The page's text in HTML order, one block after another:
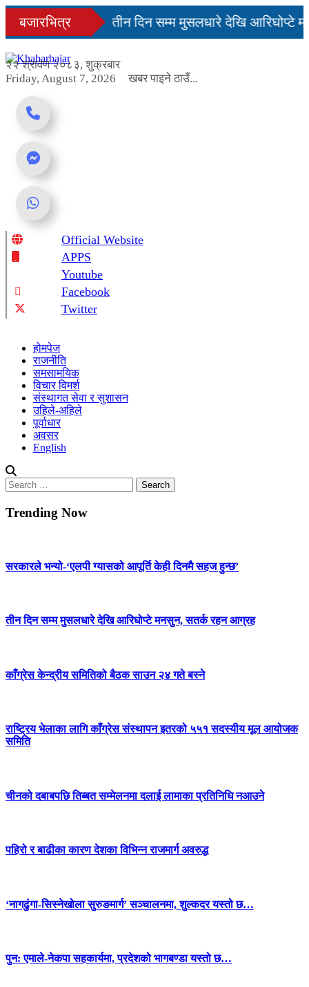
Skip
content
बजारभित्र
सहज हुन्छ’
तीन दिन सम्म मुसलधारे देखि आरिघोप्टे
२२ श्रावण २०८३, शुक्रबार
Friday, August 7, 2026
खबर पाइने ठाउँ...
Online News Portal
Official Website
APPS
Youtube
Facebook
Twitter
होमपेज
राजनीति
समसामयिक
विचार विमर्श
संस्थागत सेवा र सुशासन
उहिले-अहिले
पूर्वाधार
अवसर
English
Search
for:
Trending Now
सरकारले भन्यो-‘एलपी ग्यासको आपूर्ति केही दिनमै सहज हुन्छ’
तीन दिन सम्म मुसलधारे देखि आरिघोप्टे मनसुन, सतर्क रहन आग्रह
काँग्रेस केन्द्रीय समितिको बैठक साउन २४ गते बस्ने
राष्ट्रिय भेलाका लागि काँग्रेस संस्थापन इतरको ५५१ सदस्यीय मूल आयोजक
समिति
चीनको दबाबपछि तिब्बत सम्मेलनमा दलाई लामाका प्रतिनिधि नआउने
पहिरो र बाढीका कारण देशका विभिन्न राजमार्ग अवरुद्ध
‘नागढुंगा-सिस्नेखोला सुरुङमार्ग’ सञ्चालनमा, शुल्कदर यस्तो छ…
पुन: एमाले-नेकपा सहकार्यमा, प्रदेशको भागबण्डा यस्तो छ…